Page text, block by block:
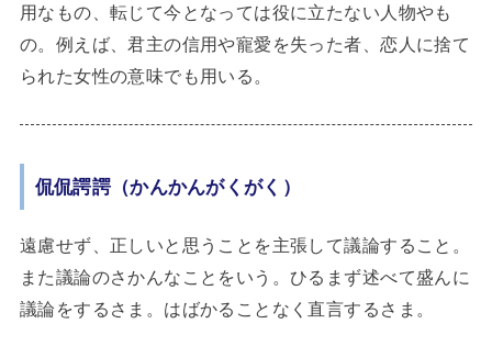
用なもの、転じて今となっては役に立たない人物やも
の。例えば、君主の信用や寵愛を失った者、恋人に捨て
られた女性の意味でも用いる。
侃侃諤諤（かんかんがくがく）
遠慮せず、正しいと思うことを主張して議論すること。
また議論のさかんなことをいう。ひるまず述べて盛んに
議論をするさま。はばかることなく直言するさま。